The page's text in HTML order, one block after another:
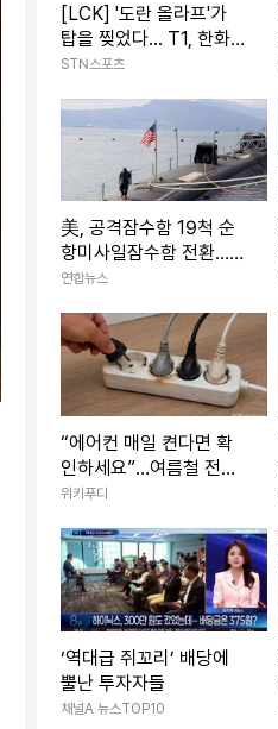
[LCK] '도란 올라프'가
탑을 찢었다... T1, 한화생
명 압도하고 1세트 선취
STN스포츠
美, 공격잠수함 19척 순
항미사일잠수함 전환…
中 견제 강화
연합뉴스
“에어컨 매일 켠다면 확
인하세요”…여름철 전기
화재 줄이는 점검법
위키푸디
‘역대급 쥐꼬리’ 배당에
뿔난 투자자들
채널A 뉴스TOP10